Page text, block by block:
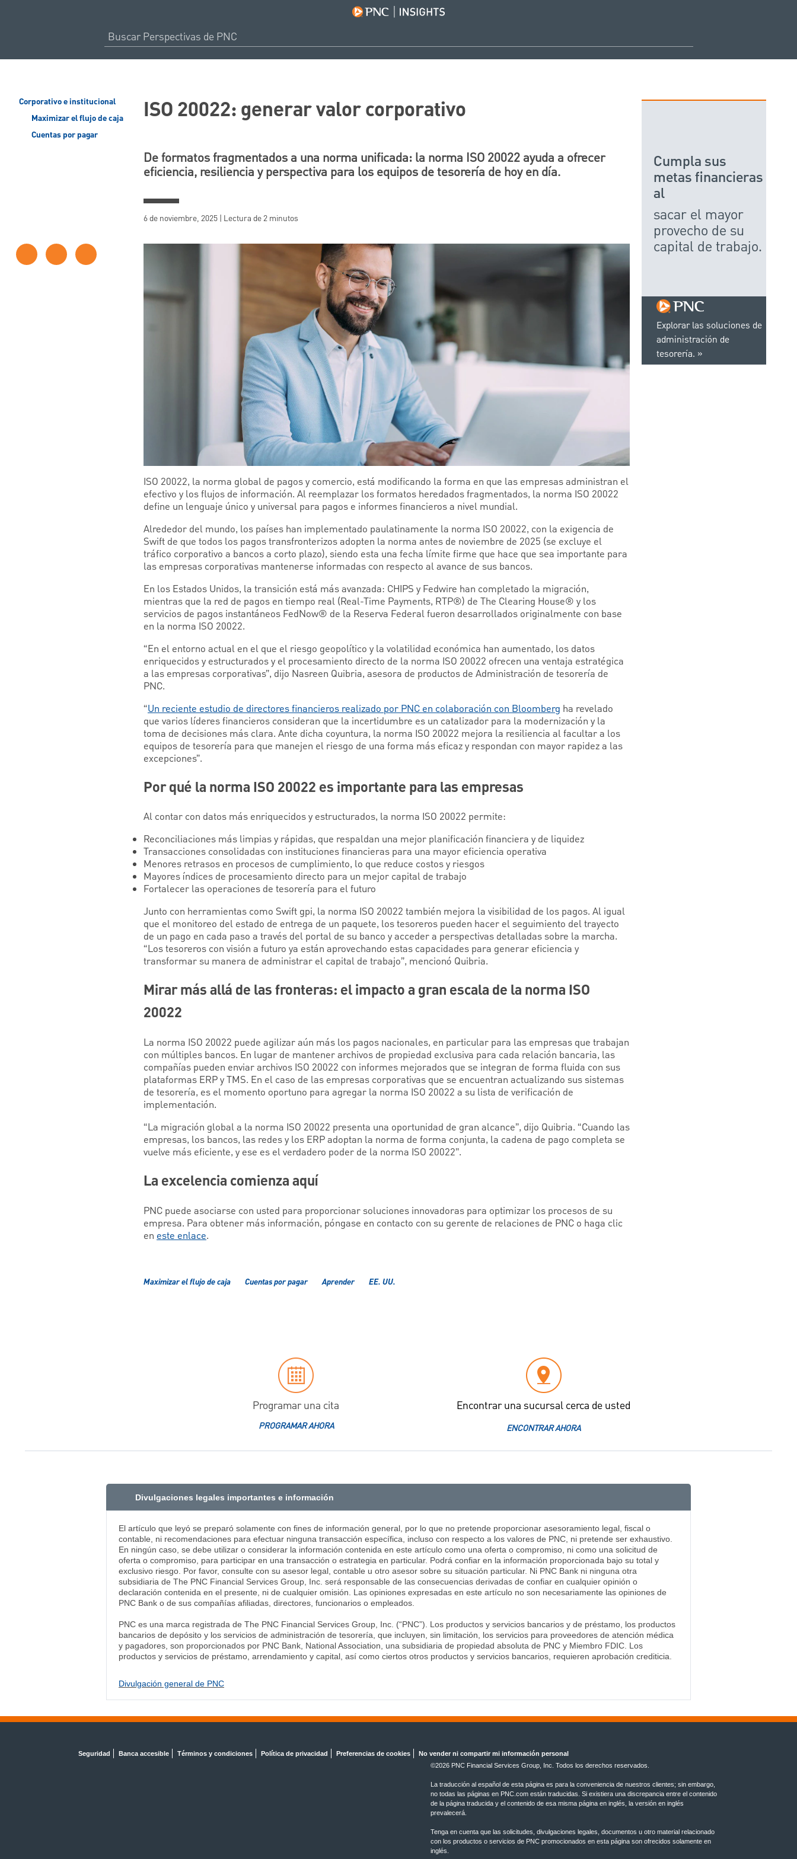
Corporativo e institucional
Maximizar el flujo de caja
Cuentas por pagar
ISO 20022: generar valor corporativo
De formatos fragmentados a una norma unificada: la norma ISO 20022 ayuda a ofrecer
eficiencia, resiliencia y perspectiva para los equipos de tesorería de hoy en día.
6 de noviembre, 2025 | Lectura de 2 minutos
ISO 20022, la norma global de pagos y comercio, está modificando la forma en que las empresas administran el
efectivo y los flujos de información. Al reemplazar los formatos heredados fragmentados, la norma ISO 20022
define un lenguaje único y universal para pagos e informes financieros a nivel mundial.
Alrededor del mundo, los países han implementado paulatinamente la norma ISO 20022, con la exigencia de
Swift de que todos los pagos transfronterizos adopten la norma antes de noviembre de 2025 (se excluye el
tráfico corporativo a bancos a corto plazo), siendo esta una fecha límite firme que hace que sea importante para
las empresas corporativas mantenerse informadas con respecto al avance de sus bancos.
En los Estados Unidos, la transición está más avanzada: CHIPS y Fedwire han completado la migración,
mientras que la red de pagos en tiempo real (Real-Time Payments, RTP®) de The Clearing House® y los
servicios de pagos instantáneos FedNow® de la Reserva Federal fueron desarrollados originalmente con base
en la norma ISO 20022.
“En el entorno actual en el que el riesgo geopolítico y la volatilidad económica han aumentado, los datos
enriquecidos y estructurados y el procesamiento directo de la norma ISO 20022 ofrecen una ventaja estratégica
a las empresas corporativas”, dijo Nasreen Quibria, asesora de productos de Administración de tesorería de
PNC.
“Un reciente estudio de directores financieros realizado por PNC en colaboración con Bloomberg ha revelado
que varios líderes financieros consideran que la incertidumbre es un catalizador para la modernización y la
toma de decisiones más clara. Ante dicha coyuntura, la norma ISO 20022 mejora la resiliencia al facultar a los
equipos de tesorería para que manejen el riesgo de una forma más eficaz y respondan con mayor rapidez a las
excepciones”.
Por qué la norma ISO 20022 es importante para las empresas
Al contar con datos más enriquecidos y estructurados, la norma ISO 20022 permite:
Reconciliaciones más limpias y rápidas, que respaldan una mejor planificación financiera y de liquidez
Transacciones consolidadas con instituciones financieras para una mayor eficiencia operativa
Menores retrasos en procesos de cumplimiento, lo que reduce costos y riesgos
Mayores índices de procesamiento directo para un mejor capital de trabajo
Fortalecer las operaciones de tesorería para el futuro
Junto con herramientas como Swift gpi, la norma ISO 20022 también mejora la visibilidad de los pagos. Al igual
que el monitoreo del estado de entrega de un paquete, los tesoreros pueden hacer el seguimiento del trayecto
de un pago en cada paso a través del portal de su banco y acceder a perspectivas detalladas sobre la marcha.
“Los tesoreros con visión a futuro ya están aprovechando estas capacidades para generar eficiencia y
transformar su manera de administrar el capital de trabajo”, mencionó Quibria.
Mirar más allá de las fronteras: el impacto a gran escala de la norma ISO
20022
La norma ISO 20022 puede agilizar aún más los pagos nacionales, en particular para las empresas que trabajan
con múltiples bancos. En lugar de mantener archivos de propiedad exclusiva para cada relación bancaria, las
compañías pueden enviar archivos ISO 20022 con informes mejorados que se integran de forma fluida con sus
plataformas ERP y TMS. En el caso de las empresas corporativas que se encuentran actualizando sus sistemas
de tesorería, es el momento oportuno para agregar la norma ISO 20022 a su lista de verificación de
implementación.
“La migración global a la norma ISO 20022 presenta una oportunidad de gran alcance”, dijo Quibria. “Cuando las
empresas, los bancos, las redes y los ERP adoptan la norma de forma conjunta, la cadena de pago completa se
vuelve más eficiente, y ese es el verdadero poder de la norma ISO 20022”.
La excelencia comienza aquí
PNC puede asociarse con usted para proporcionar soluciones innovadoras para optimizar los procesos de su
empresa. Para obtener más información, póngase en contacto con su gerente de relaciones de PNC o haga clic
en este enlace.
Maximizar el flujo de caja Cuentas por pagar Aprender EE. UU.
Explorar las soluciones de
administración de
tesorería.
Cumpla sus
metas financieras
al
sacar el mayor
provecho de su
capital de trabajo.
Programar una cita
PROGRAMAR AHORA
Encontrar una sucursal cerca de usted
ENCONTRAR AHORA
Divulgaciones legales importantes e información
El artículo que leyó se preparó solamente con fines de información general, por lo que no pretende proporcionar asesoramiento legal, fiscal o
contable, ni recomendaciones para efectuar ninguna transacción específica, incluso con respecto a los valores de PNC, ni pretende ser exhaustivo.
En ningún caso, se debe utilizar o considerar la información contenida en este artículo como una oferta o compromiso, ni como una solicitud de
oferta o compromiso, para participar en una transacción o estrategia en particular. Podrá confiar en la información proporcionada bajo su total y
exclusivo riesgo. Por favor, consulte con su asesor legal, contable u otro asesor sobre su situación particular. Ni PNC Bank ni ninguna otra
subsidiaria de The PNC Financial Services Group, Inc. será responsable de las consecuencias derivadas de confiar en cualquier opinión o
declaración contenida en el presente, ni de cualquier omisión. Las opiniones expresadas en este artículo no son necesariamente las opiniones de
PNC Bank o de sus compañías afiliadas, directores, funcionarios o empleados.
PNC es una marca registrada de The PNC Financial Services Group, Inc. (“PNC”). Los productos y servicios bancarios y de préstamo, los productos
bancarios de depósito y los servicios de administración de tesorería, que incluyen, sin limitación, los servicios para proveedores de atención médica
y pagadores, son proporcionados por PNC Bank, National Association, una subsidiaria de propiedad absoluta de PNC y Miembro FDIC. Los
productos y servicios de préstamo, arrendamiento y capital, así como ciertos otros productos y servicios bancarios, requieren aprobación crediticia.
Divulgación general de PNC
Seguridad Banca accesible Términos y condiciones Política de privacidad Preferencias de cookies
No vender ni compartir mi información personal
©2026 PNC Financial Services Group, Inc. Todos los derechos reservados.
La traducción al español de esta página es para la conveniencia de nuestros clientes; sin embargo,
no todas las páginas en PNC.com están traducidas. Si existiera una discrepancia entre el contenido
de la página traducida y el contenido de esa misma página en inglés, la versión en inglés
prevalecerá.
Tenga en cuenta que las solicitudes, divulgaciones legales, documentos u otro material relacionado
con los productos o servicios de PNC promocionados en esta página son ofrecidos solamente en
inglés.